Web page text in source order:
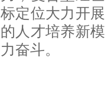
标定位大力开
的人才培养新
力奋斗。